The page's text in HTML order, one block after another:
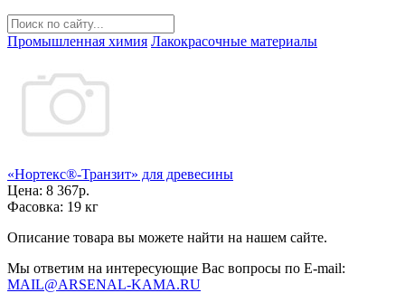
Промышленная химия Лакокрасочные материалы
«Нортекс®-Транзит» для древесины
Цена: 8 367р.
Фасовка: 19 кг
Описание товара вы можете найти на нашем сайте.
Мы ответим на интересующие Вас вопросы по E-mail:
MAIL@ARSENAL-KAMA.RU